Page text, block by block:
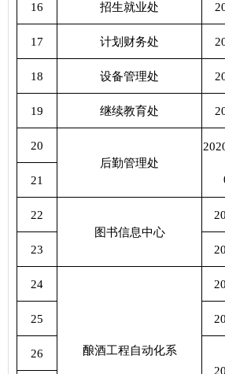
16 招生就业处
17 计划财务处
18 设备管理处
19 继续教育处
20
后勤管理处
21
22
图书信息中心
23
24
酿酒工程自动化系
25
26